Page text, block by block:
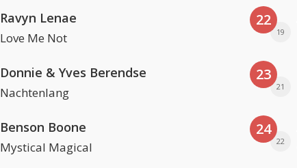
Ravyn Lenae
Love Me Not
Donnie & Yves Berendse
Nachtenlang
Benson Boone
Mystical Magical
22
19
23
21
24
22